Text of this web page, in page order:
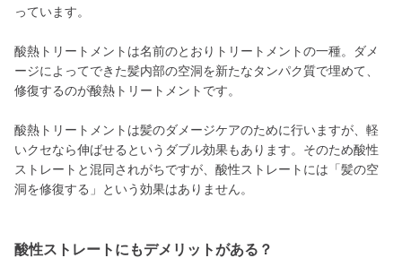
っています。
酸熱トリートメントは名前のとおりトリートメントの一種。ダメ
ージによってできた髪内部の空洞を新たなタンパク質で埋めて、
修復するのが酸熱トリートメントです。
酸熱トリートメントは髪のダメージケアのために行いますが、軽
いクセなら伸ばせるというダブル効果もあります。そのため酸性
ストレートと混同されがちですが、酸性ストレートには「髪の空
洞を修復する」という効果はありません。
酸性ストレートにもデメリットがある？